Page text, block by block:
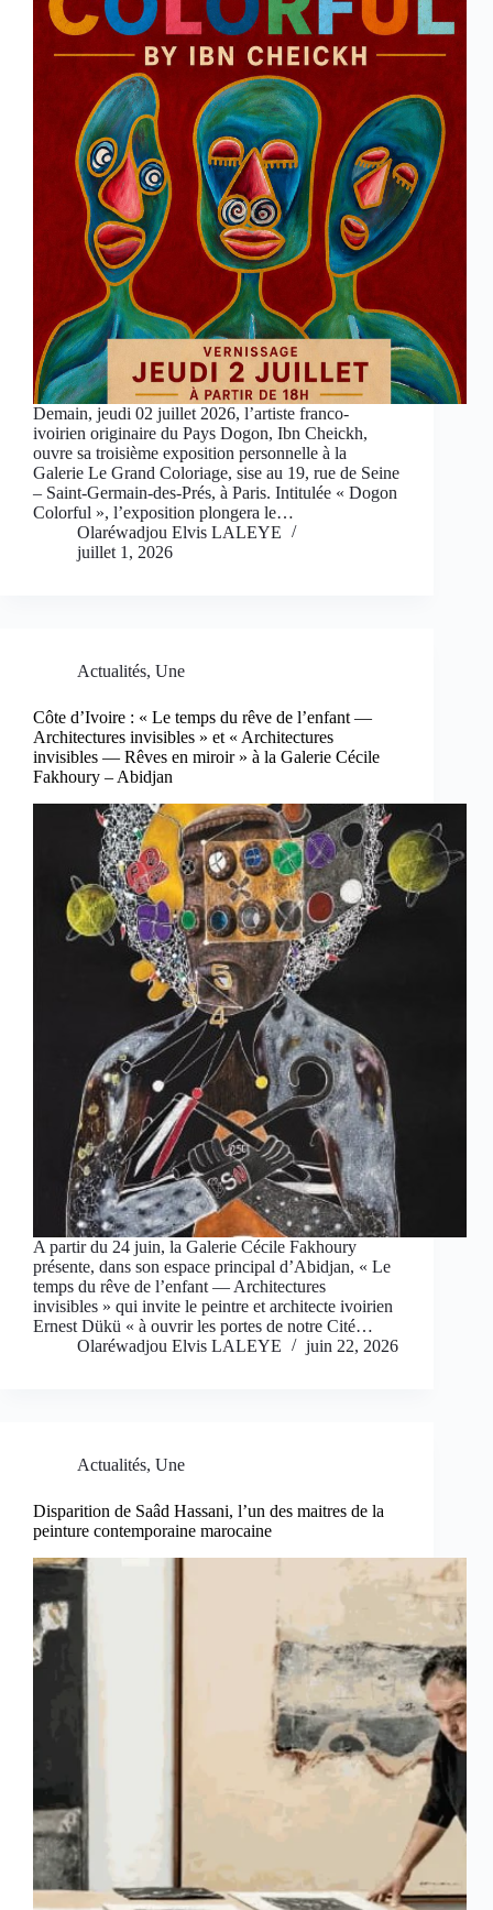
Demain, jeudi 02 juillet 2026, l’artiste franco-
ivoirien originaire du Pays Dogon, Ibn Cheickh,
ouvre sa troisième exposition personnelle à la
Galerie Le Grand Coloriage, sise au 19, rue de Seine
– Saint-Germain-des-Prés, à Paris. Intitulée « Dogon
Colorful », l’exposition plongera le…
Olaréwadjou Elvis LALEYE
juillet 1, 2026
Actualités, Une
Côte d’Ivoire : « Le temps du rêve de l’enfant —
Architectures invisibles » et « Architectures
invisibles — Rêves en miroir » à la Galerie Cécile
Fakhoury – Abidjan
A partir du 24 juin, la Galerie Cécile Fakhoury
présente, dans son espace principal d’Abidjan, « Le
temps du rêve de l’enfant — Architectures
invisibles » qui invite le peintre et architecte ivoirien
Ernest Dükü « à ouvrir les portes de notre Cité…
Olaréwadjou Elvis LALEYE
juin 22, 2026
Actualités, Une
Disparition de Saâd Hassani, l’un des maitres de la
peinture contemporaine marocaine